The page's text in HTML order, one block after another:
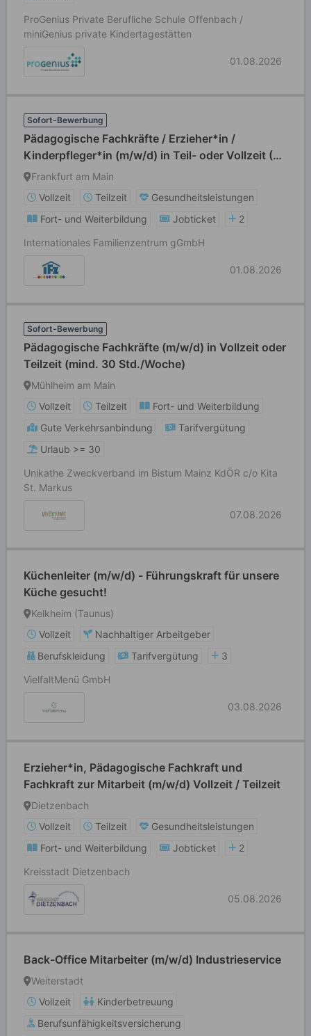
ProGenius Private Berufliche Schule Offenbach /
miniGenius private Kindertagestätten
01.08.2026
Sofort-Bewerbung
Pädagogische Fachkräfte / Erzieher*in /
Kinderpfleger*in (m/w/d) in Teil- oder Vollzeit (39
Std./Wo)
Frankfurt am Main
Vollzeit
Teilzeit
Gesundheitsleistungen
Fort- und Weiterbildung
Jobticket
2
Internationales Familienzentrum gGmbH
01.08.2026
Sofort-Bewerbung
Pädagogische Fachkräfte (m/w/d) in Vollzeit oder
Teilzeit (mind. 30 Std./Woche)
Mühlheim am Main
Vollzeit
Teilzeit
Fort- und Weiterbildung
Gute Verkehrsanbindung
Tarifvergütung
Urlaub >= 30
Unikathe Zweckverband im Bistum Mainz KdÖR c/o Kita
St. Markus
07.08.2026
Küchenleiter (m/w/d) - Führungskraft für unsere
Küche gesucht!
Kelkheim (Taunus)
Vollzeit
Nachhaltiger Arbeitgeber
Berufskleidung
Tarifvergütung
3
VielfaltMenü GmbH
03.08.2026
Erzieher*in, Pädagogische Fachkraft und
Fachkraft zur Mitarbeit (m/w/d) Vollzeit / Teilzeit
Dietzenbach
Vollzeit
Teilzeit
Gesundheitsleistungen
Fort- und Weiterbildung
Jobticket
2
Kreisstadt Dietzenbach
05.08.2026
Back-Office Mitarbeiter (m/w/d) Industrieservice
Weiterstadt
Vollzeit
Kinderbetreuung
Berufsunfähigkeitsversicherung